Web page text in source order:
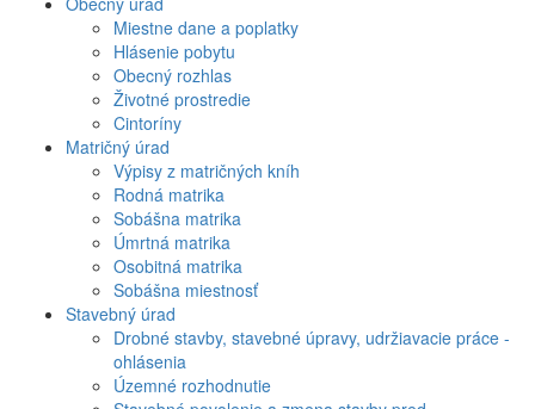
Miestne dane a poplatky
Hlásenie pobytu
Obecný rozhlas
Životné prostredie
Cintoríny
Matričný úrad
Výpisy z matričných kníh
Rodná matrika
Sobášna matrika
Úmrtná matrika
Osobitná matrika
Sobášna miestnosť
Stavebný úrad
Drobné stavby, stavebné úpravy, udržiavacie práce -
ohlásenia
Územné rozhodnutie